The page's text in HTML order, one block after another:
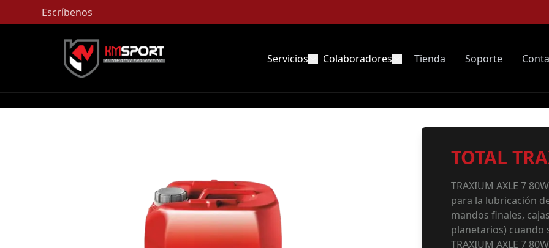
Escríbenos
Servicios Colaboradores Tienda Soporte
TOTAL
TRAXIUM AXLE 7
para la lubricación
mandos finales,
planetarios) cuando
TRAXIUM AXLE 7